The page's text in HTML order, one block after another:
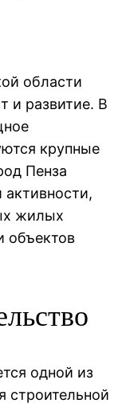
области
и развитие. В
крупные
Пенза
активности,
жилых
объектов
одной из
строительной